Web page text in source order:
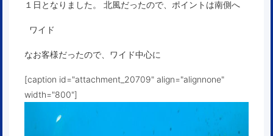
１日となりました。 北風だったので、ポイントは南側へ
ワイド
なお客様だったので、ワイド中心に
[caption id="attachment_20709" align="alignnone"
width="800"]